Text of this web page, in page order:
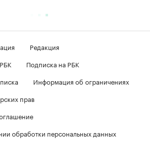
Редакция
Подписка на РБК
Информация об ограничениях
прав
обработки персональных данных